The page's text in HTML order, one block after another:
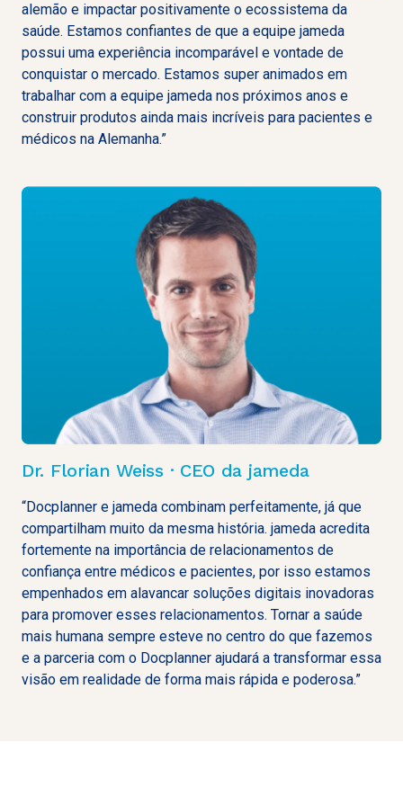
alemão e impactar positivamente o ecossistema da
saúde. Estamos confiantes de que a equipe jameda
possui uma experiência incomparável e vontade de
conquistar o mercado. Estamos super animados em
trabalhar com a equipe jameda nos próximos anos e
construir produtos ainda mais incríveis para pacientes e
médicos na Alemanha.”
Dr. Florian Weiss · CEO da jameda
“Docplanner e jameda combinam perfeitamente, já que
compartilham muito da mesma história. jameda acredita
fortemente na importância de relacionamentos de
confiança entre médicos e pacientes, por isso estamos
empenhados em alavancar soluções digitais inovadoras
para promover esses relacionamentos. Tornar a saúde
mais humana sempre esteve no centro do que fazemos
e a parceria com o Docplanner ajudará a transformar essa
visão em realidade de forma mais rápida e poderosa.”